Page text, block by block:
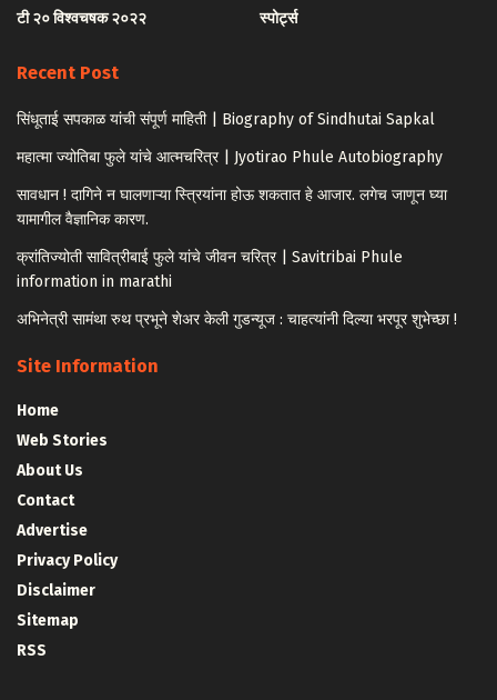
टी २० विश्वचषक २०२२
स्पोर्ट्स
Recent Post
सिंधूताई सपकाळ यांची संपूर्ण माहिती | Biography of Sindhutai Sapkal
महात्मा ज्योतिबा फुले यांचे आत्मचरित्र | Jyotirao Phule Autobiography
सावधान ! दागिने न घालणाऱ्या स्त्रियांना होऊ शकतात हे आजार. लगेच जाणून घ्या
यामागील वैज्ञानिक कारण.
क्रांतिज्योती सावित्रीबाई फुले यांचे जीवन चरित्र | Savitribai Phule
information in marathi
अभिनेत्री सामंथा रुथ प्रभूने शेअर केली गुडन्यूज : चाहत्यांनी दिल्या भरपूर शुभेच्छा !
Site Information
Home
Web Stories
About Us
Contact
Advertise
Privacy Policy
Disclaimer
Sitemap
RSS